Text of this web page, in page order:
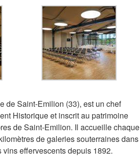
de Saint-Emilion (33), est un chef
Historique et inscrit au patrimoine
de Saint-Emilion. Il accueille chaque
de galeries souterraines dans
effervescents depuis 1892.